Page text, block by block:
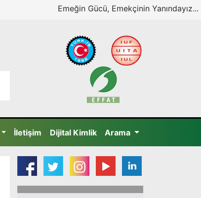
Emeğin Gücü, Emekçinin Yanındayız...
İletişim Dijital Kimlik Arama